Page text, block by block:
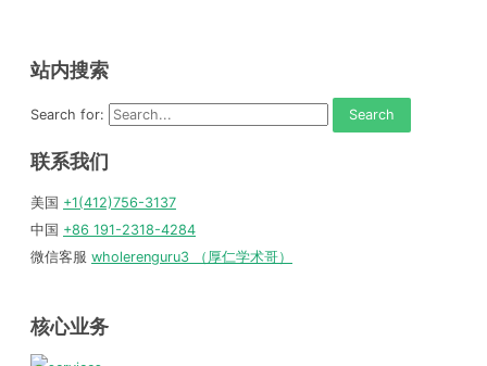
站内搜索
Search for:
联系我们
美国 +1(412)756-3137
中国 +86 191-2318-4284
微信客服 wholerenguru3 （厚仁学术哥）
核心业务